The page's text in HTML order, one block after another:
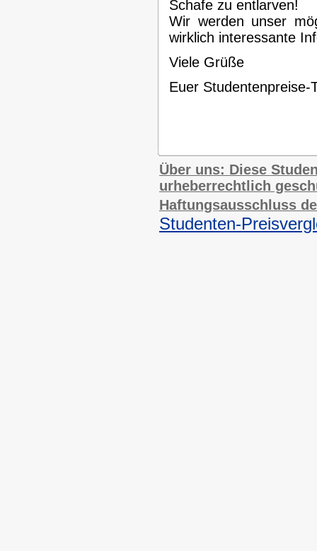
Schafe zu entlarven!
Wir werden unser
wirklich interessante
Viele Grüße
Euer Studentenpreise-
Über uns: Diese
urheberrechtlich
Haftungsausschluss
Studenten-